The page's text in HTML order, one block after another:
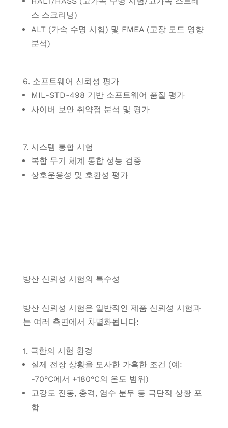
스 스크리닝)
ALT (가속 수명 시험) 및 FMEA (고장 모드 영향
분석)
6. 소프트웨어 신뢰성 평가
MIL-STD-498 기반 소프트웨어 품질 평가
사이버 보안 취약점 분석 및 평가
7. 시스템 통합 시험
복합 무기 체계 통합 성능 검증
상호운용성 및 호환성 평가
방산 신뢰성 시험의 특수성
방산 신뢰성 시험은 일반적인 제품 신뢰성 시험과
는 여러 측면에서 차별화됩니다:
1. 극한의 시험 환경
실제 전장 상황을 모사한 가혹한 조건 (예:
-70°C에서 +180°C의 온도 범위)
고강도 진동, 충격, 염수 분무 등 극단적 상황 포
함